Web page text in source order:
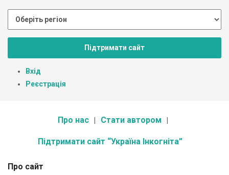
Підтримати сайт
Вхід
Реєстрація
Про нас Стати автором
Підтримати сайт “Україна Інкогніта”
Про сайт